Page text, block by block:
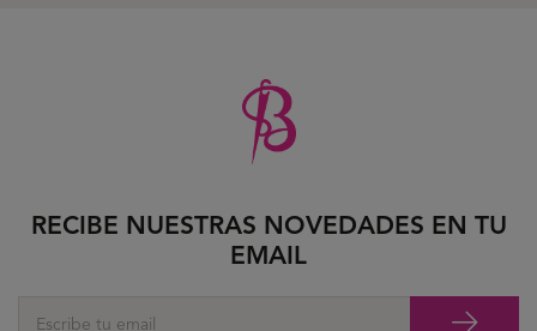
RECIBE NUESTRAS NOVEDADES EN TU
EMAIL